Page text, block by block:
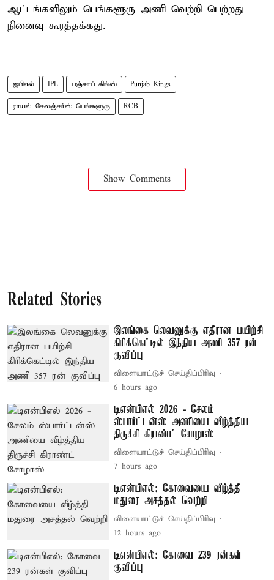
ஆட்டங்களிலும் பெங்களூரு அணி வெற்றி பெற்றது
நினைவு கூரத்தக்கது.
ஐபிஎல் IPL பஞ்சாப் கிங்ஸ் Punjab Kings
ராயல் சேலஞ்சர்ஸ் பெங்களூரு RCB
Show Comments
Related Stories
இலங்கை லெவனுக்கு எதிரான பயிற்சி
கிரிக்கெட்டில் இந்திய அணி 357 ரன்
குவிப்பு
விளையாட்டுச் செய்திப்பிரிவு
6 hours ago
டிஎன்பிஎல் 2026 - சேலம்
ஸ்பார்ட்டன்ஸ் அணியை வீழ்த்திய
திருச்சி கிராண்ட் சோழாஸ்
விளையாட்டுச் செய்திப்பிரிவு
7 hours ago
டிஎன்பிஎல்: கோவையை வீழ்த்தி
மதுரை அசத்தல் வெற்றி
விளையாட்டுச் செய்திப்பிரிவு
12 hours ago
டிஎன்பிஎல்: கோவை 239 ரன்கள்
குவிப்பு